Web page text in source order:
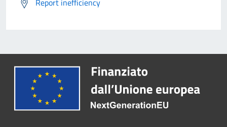
Report inefficiency